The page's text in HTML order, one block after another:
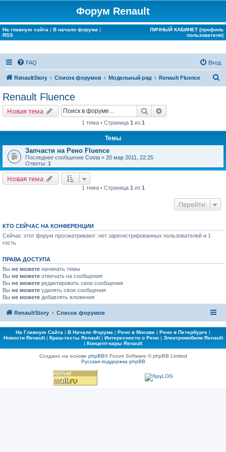
Форум Renault
На главную сайта | В начало форума |
RSS
ЛИЧНЫЙ КАБИНЕТ (профиль
пользователя)
FAQ Вход
RenaultStory Список форумов Модельный ряд Renault Fluence
Renault Fluence
Новая тема Поиск
1 тема • Страница 1 из 1
Темы
Запчасти на Рено Fluence
Последнее сообщение Costa « 20 мар 2011, 22:25
Ответы: 1
Новая тема
1 тема • Страница 1 из 1
Перейти
КТО СЕЙЧАС НА КОНФЕРЕНЦИИ
Сейчас этот форум просматривают: нет зарегистрированных пользователей и 1
гость
ПРАВА ДОСТУПА
Вы не можете начинать темы
Вы не можете отвечать на сообщения
Вы не можете редактировать свои сообщения
Вы не можете удалять свои сообщения
Вы не можете добавлять вложения
RenaultStory Список форумов
На Главную Сайта | В Начало Форума | Рено в Москве | Рено в Петербурге |
Новости Renault| Краш-тесты Renault| Интересности о Рено| Электромобили Renault
| Концепт-кары Renault
Создано на основе phpBB® Forum Software © phpBB Limited
Русская поддержка phpBB